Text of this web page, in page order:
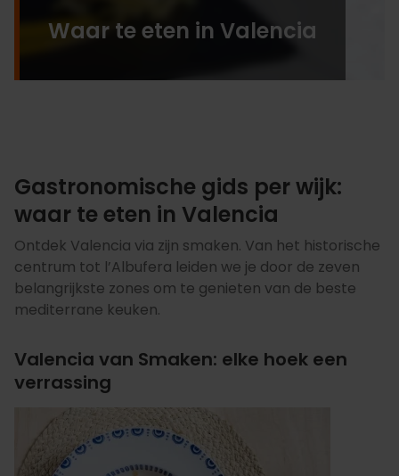
Waar te eten in Valencia
Gastronomische gids per wijk:
waar te eten in Valencia
Ontdek Valencia via zijn smaken. Van het historische
centrum tot l’Albufera leiden we je door de zeven
belangrijkste zones om te genieten van de beste
mediterrane keuken.
Valencia van Smaken: elke hoek een
verrassing